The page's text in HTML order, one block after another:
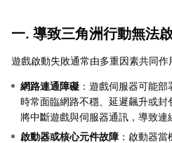
一. 導致三角洲行動無法
遊戲啟動失敗通常由多重因素共同作
網路連通障礙 ：遊戲伺服器可能
時常面臨網路不穩、延遲飆升或
將中斷遊戲與伺服器通訊，導致連
啟動器或核心元件故障 ：啟動器